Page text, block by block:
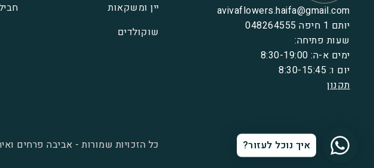
avivaflowers.haifa@gmail.com
יותם 1 חיפה 048264555
שעות פתיחה:
ימים א-ה: 8:30-19:00
יום ו: 8:30-15:45
תקנון
יין ומשקאות
שוקולדים
כל הזכויות שמורות - אביבה פרחים איך נוכל לעזור?